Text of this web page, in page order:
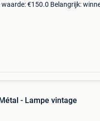
€150.0 Belangrijk:
- Lampe vintage